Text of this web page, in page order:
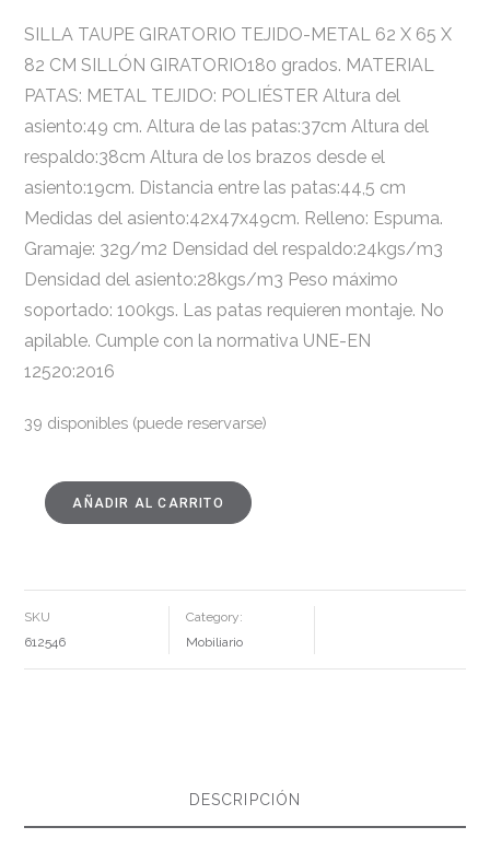
SILLA TAUPE GIRATORIO TEJIDO-METAL 62 X 65 X
82 CM SILLÓN GIRATORIO180 grados. MATERIAL
PATAS: METAL TEJIDO: POLIÉSTER Altura del
asiento:49 cm. Altura de las patas:37cm Altura del
respaldo:38cm Altura de los brazos desde el
asiento:19cm. Distancia entre las patas:44,5 cm
Medidas del asiento:42x47x49cm. Relleno: Espuma.
Gramaje: 32g/m2 Densidad del respaldo:24kgs/m3
Densidad del asiento:28kgs/m3 Peso máximo
soportado: 100kgs. Las patas requieren montaje. No
apilable. Cumple con la normativa UNE-EN
12520:2016
39 disponibles (puede reservarse)
SILLA
TAUPE
X
X
CM
AÑADIR AL CARRITO
SKU
612546
Category:
Mobiliario
DESCRIPCIÓN